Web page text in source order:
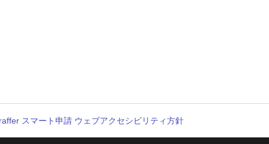
スマート申請 ウェブアクセシビリティ方針